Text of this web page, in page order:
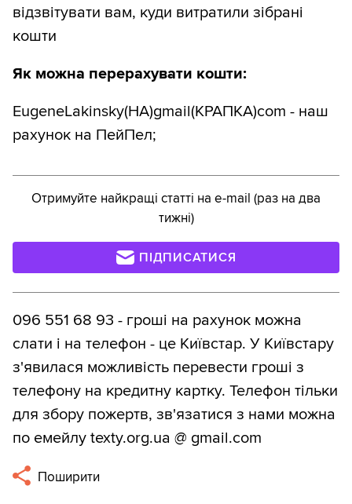
відзвітувати вам, куди витратили зібрані
кошти
Як можна перерахувати кошти:
EugeneLakinsky(НА)gmail(КРАПКА)com - наш
рахунок на ПейПел;
Отримуйте найкращі статті на e-mail (раз на два
тижні)
ПІДПИСАТИСЯ
096 551 68 93 - гроші на рахунок можна
слати і на телефон - це Київстар. У Київстару
з'явилася можливість перевести гроші з
телефону на кредитну картку. Телефон тільки
для збору пожертв, зв'язатися з нами можна
по емейлу texty.org.ua @ gmail.com
Поширити